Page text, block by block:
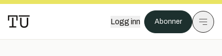
Logg inn Abonner